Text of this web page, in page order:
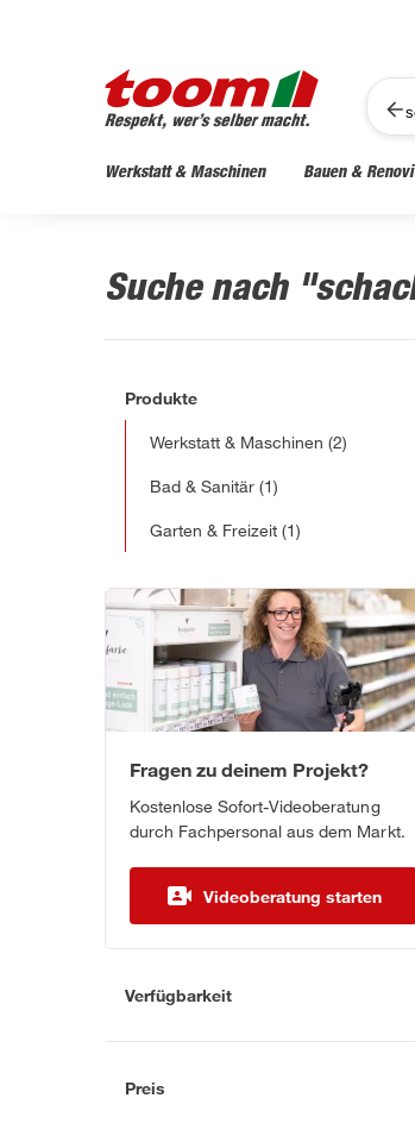
Werkstatt & Maschinen Bauen &
Suche nach
Produkte
Werkstatt & Maschinen (2)
Bad & Sanitär (1)
Garten & Freizeit (1)
Fragen zu deinem Projekt?
Kostenlose Sofort-Videoberatung
durch Fachpersonal aus dem Markt.
Videoberatung starten
Verfügbarkeit
Lieferung nach Hause (2)
Preis